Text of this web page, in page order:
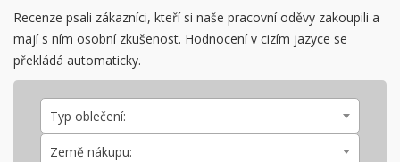
Recenze psali zákazníci, kteří si naše pracovní oděvy zakoupili a
mají s ním osobní zkušenost. Hodnocení v cizím jazyce se
překládá automaticky.
Typ oblečení:
Země nákupu: